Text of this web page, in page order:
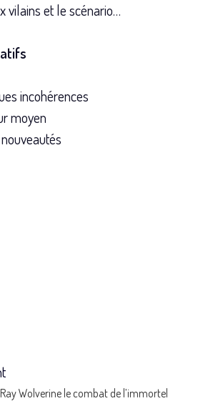
vilains et le scénario…
incohérences
moyen
Wolverine le combat de l’immortel